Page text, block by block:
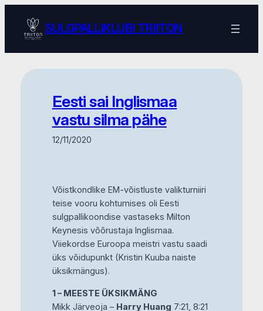
content
SULGPALLIKLUBI TRIITON
Eesti sai Inglismaa
vastu silma pähe
12/11/2020
Võistkondlike EM-võistluste valikturniiri
teise vooru kohtumises oli Eesti
sulgpallikoondise vastaseks Milton
Keynesis võõrustaja Inglismaa.
Viiekordse Euroopa meistri vastu saadi
üks võidupunkt (Kristin Kuuba naiste
üksikmängus).
1 – MEESTE ÜKSIKMÄNG
Mikk Järveoja – Harry Huang 7:21, 8:21